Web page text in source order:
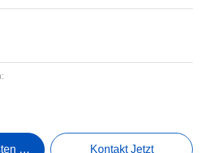
Preis Kontakt Jetzt